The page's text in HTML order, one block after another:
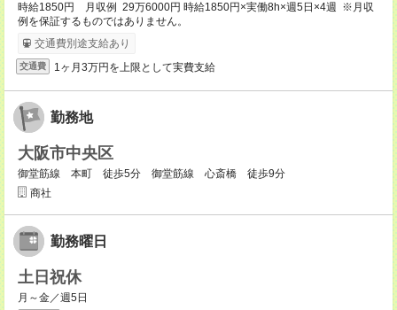
時給1850円 月収例 29万6000円 時給1850円×実働8h×週5日×4週 ※月収
例を保証するものではありません。
交通費別途支給あり
交通費 1ヶ月3万円を上限として実費支給
勤務地
大阪市中央区
御堂筋線 本町 徒歩5分 御堂筋線 心斎橋 徒歩9分
商社
勤務曜日
土日祝休
月～金／週5日